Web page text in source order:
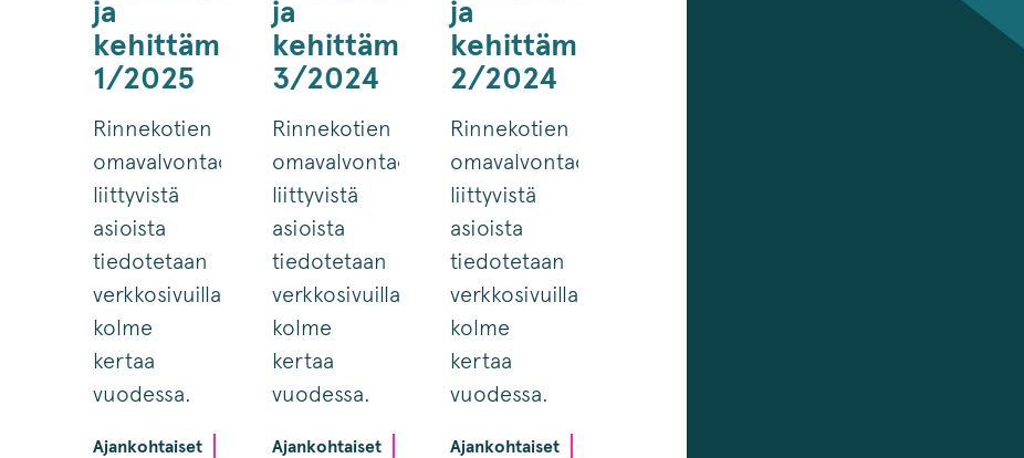
ja
kehittämistoimenpiteet
1/2025
Rinnekotien
omavalvontaohjelmaan
liittyvistä
asioista
tiedotetaan
verkkosivuillamme
kolme
kertaa
vuodessa.
Ajankohtaiset
ja
kehittämistoimenpiteet
3/2024
Rinnekotien
omavalvontaohjelmaan
liittyvistä
asioista
tiedotetaan
verkkosivuillamme
kolme
kertaa
vuodessa.
Ajankohtaiset
ja
kehittämistoimenpiteet
2/2024
Rinnekotien
omavalvontaohjelmaan
liittyvistä
asioista
tiedotetaan
verkkosivuillamme
kolme
kertaa
vuodessa.
Ajankohtaiset